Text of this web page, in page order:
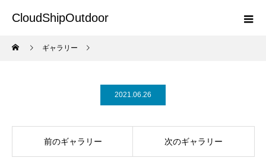
CloudShipOutdoor
ギャラリー
2021.06.26
前のギャラリー 次のギャラリー